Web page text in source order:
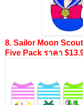
8. Sailor Moon
Five Pack ราคา